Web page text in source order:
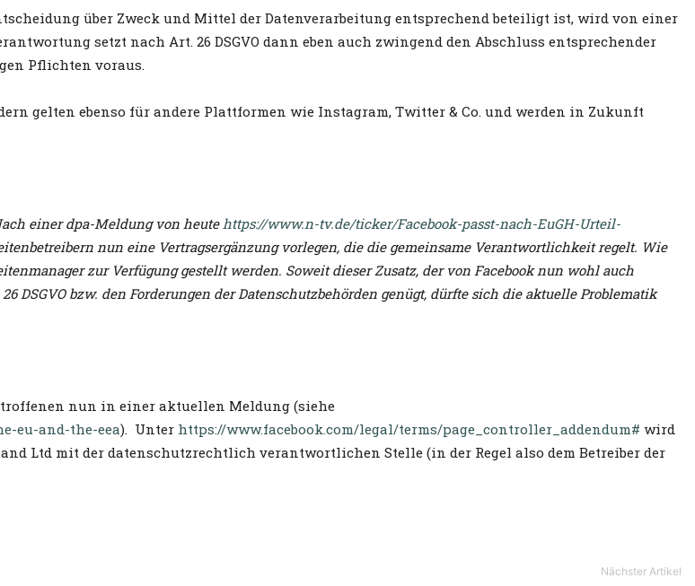
über Zweck und Mittel der Datenverarbeitung entsprechend beteiligt ist, wird von einer
setzt nach Art. 26 DSGVO dann eben auch zwingend den Abschluss entsprechender
Pflichten voraus.
gelten ebenso für andere Plattformen wie Instagram, Twitter & Co. und werden in Zukunft
einer dpa-Meldung von heutehttps://www.n-tv.de/ticker/Facebook-passt-nach-EuGH-Urteil-
nun eine Vertragsergänzung vorlegen, die die gemeinsame Verantwortlichkeit regelt. Wie
zur Verfügung gestellt werden. Soweit dieser Zusatz, der von Facebook nun wohl auch
DSGVO bzw. den Forderungen der Datenschutzbehörden genügt, dürfte sich die aktuelle Problematik
nun in einer aktuellen Meldung (siehe
eu-and-the-eea). Unter https://www.facebook.com/legal/terms/page_controller_addendum# wird
Ltd mit der datenschutzrechtlich verantwortlichen Stelle (in der Regel also dem Betreiber der
Nächster Artikel